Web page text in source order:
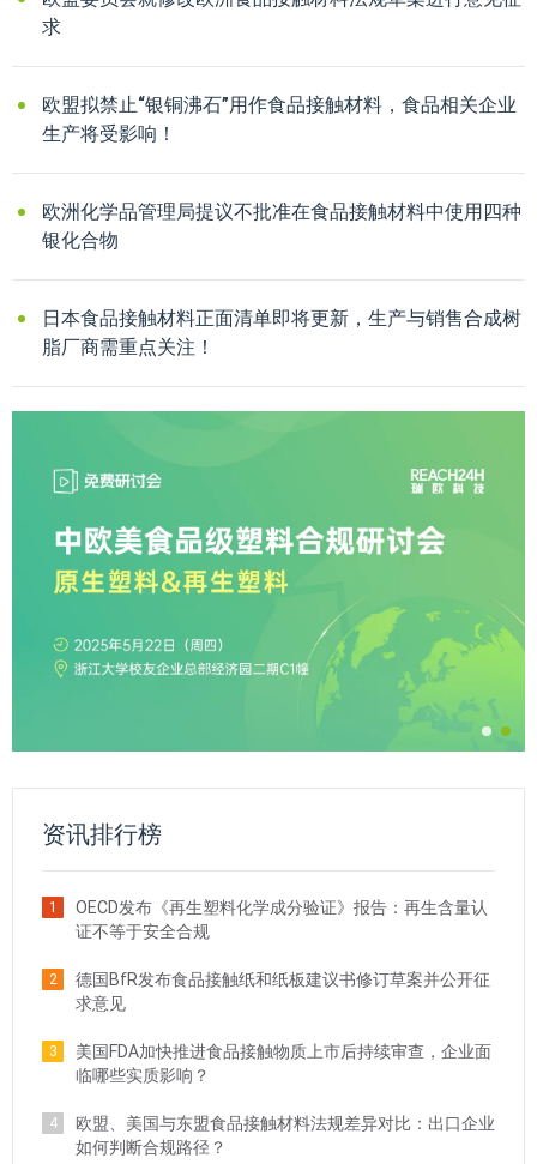
求
欧盟拟禁止“银铜沸石”用作食品接触材料，食品相关企业
生产将受影响！
欧洲化学品管理局提议不批准在食品接触材料中使用四种
银化合物
日本食品接触材料正面清单即将更新，生产与销售合成树
脂厂商需重点关注！
资讯排行榜
1
OECD发布《再生塑料化学成分验证》报告：再生含量认
证不等于安全合规
2
德国BfR发布食品接触纸和纸板建议书修订草案并公开征
求意见
3
美国FDA加快推进食品接触物质上市后持续审查，企业面
临哪些实质影响？
4
欧盟、美国与东盟食品接触材料法规差异对比：出口企业
如何判断合规路径？